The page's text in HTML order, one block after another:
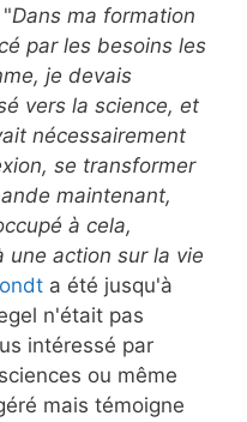
Dans ma formation
par les besoins les
je devais
vers la science, et
nécessairement
se transformer
maintenant,
à cela,
une action sur la vie
a été jusqu'à
n'était pas
intéressé par
ou même
mais témoigne